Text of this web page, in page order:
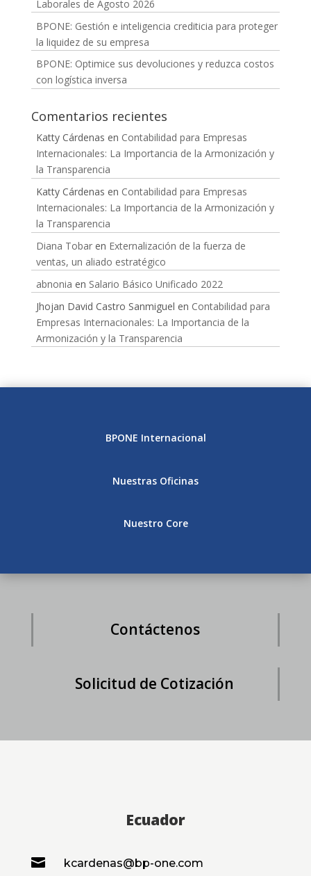
Laborales de Agosto 2026
BPONE: Gestión e inteligencia crediticia para proteger
la liquidez de su empresa
BPONE: Optimice sus devoluciones y reduzca costos
con logística inversa
Comentarios recientes
Katty Cárdenas en Contabilidad para Empresas
Internacionales: La Importancia de la Armonización y
la Transparencia
Katty Cárdenas en Contabilidad para Empresas
Internacionales: La Importancia de la Armonización y
la Transparencia
Diana Tobaren Externalización de la fuerza de
ventas, un aliado estratégico
abnonia en Salario Básico Unificado 2022
Jhojan David Castro Sanmiguel en Contabilidad para
Empresas Internacionales: La Importancia de la
Armonización y la Transparencia
BPONE Internacional
Nuestras Oficinas
Nuestro Core
Contáctenos
Solicitud de Cotización
Ecuador
 kcardenas@bp-one.com